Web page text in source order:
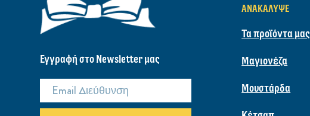
Εγγραφή στο Newsletter μας
ΑΝΑΚΆΛΥΨΕ
Τα προϊόντα μας
Μαγιονέζα
Μουστάρδα